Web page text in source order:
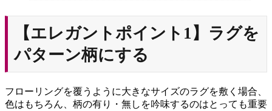
【エレガントポイント1】ラグを
パターン柄にする
フローリングを覆うように大きなサイズのラグを敷く場合、
色はもちろん、柄の有り・無しを吟味するのはとっても重要